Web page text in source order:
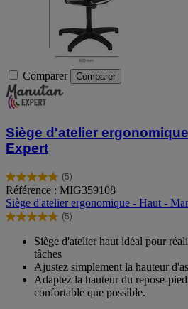
Comparer Comparer
Siège d'atelier
Expert
(5)
4.8
sur
5
étoiles.
avis
Référence : MIG359108
Siège d'atelier ergonomique - Haut -
(5)
4.8
étoiles.
avis
Siège d'atelier haut idéal pour
tâches
Ajustez simplement la hauteur
Adaptez la hauteur du repose-
confortable que possible.